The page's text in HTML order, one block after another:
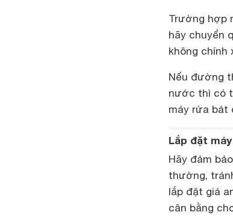
Trường hợp
hãy chuyển
không chính
Nếu đường
nước thì có
máy rửa bát
Lắp đặt
Hãy đảm
thường,
lắp đặt giá
cân bằng